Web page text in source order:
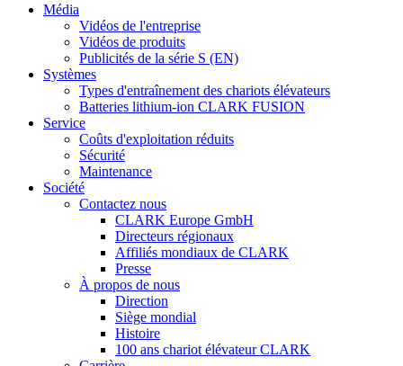
Média
Vidéos de l'entreprise
Vidéos de produits
Publicités de la série S (EN)
Systèmes
Types d'entraînement des chariots élévateurs
Batteries lithium-ion CLARK FUSION
Service
Coûts d'exploitation réduits
Sécurité
Maintenance
Société
Contactez nous
CLARK Europe GmbH
Directeurs régionaux
Affiliés mondiaux de CLARK
Presse
À propos de nous
Direction
Siège mondial
Histoire
100 ans chariot élévateur CLARK